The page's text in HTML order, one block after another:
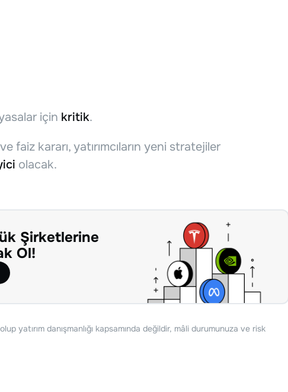
için kritik.
faiz kararı, yatırımcıların yeni stratejiler
olacak.
Şirketlerine
Ol!
yatırım danışmanlığı kapsamında değildir, mâli durumunuza ve risk